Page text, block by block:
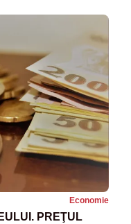
Economie
PREŢUL